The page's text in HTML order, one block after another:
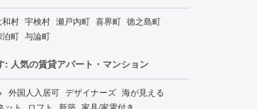
和村 宇検村 瀬戸内町 喜界町 徳之島町
泊町 与論町
: 人気の賃貸アパート・マンション
外国人入居可 デザイナーズ 海が見える